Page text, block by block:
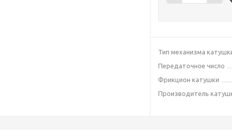
Тип механизма
Передаточное число
Фрикцион катушки
Производитель